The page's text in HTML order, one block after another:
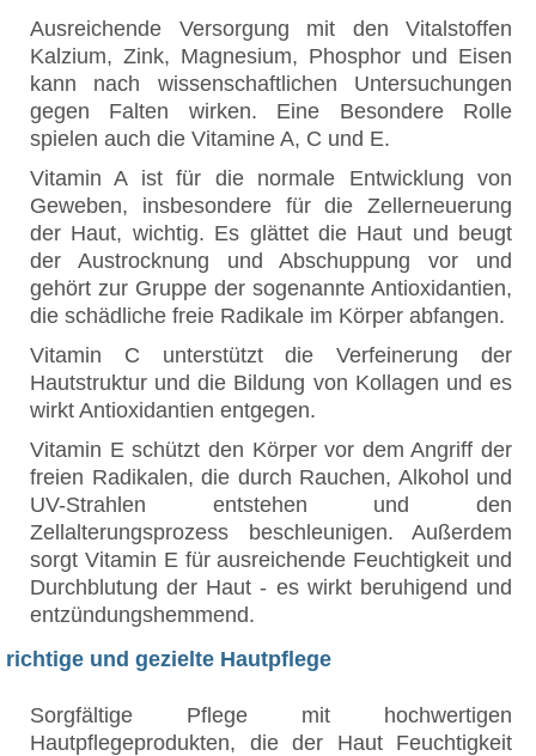
Ausreichende Versorgung mit den Vitalstoffen
Kalzium, Zink, Magnesium, Phosphor und Eisen
kann nach wissenschaftlichen Untersuchungen
gegen Falten wirken. Eine Besondere Rolle
spielen auch die Vitamine A, C und E.
Vitamin A ist für die normale Entwicklung von
Geweben, insbesondere für die Zellerneuerung
der Haut, wichtig. Es glättet die Haut und beugt
der Austrocknung und Abschuppung vor und
gehört zur Gruppe der sogenannte Antioxidantien,
die schädliche freie Radikale im Körper abfangen.
Vitamin C unterstützt die Verfeinerung der
Hautstruktur und die Bildung von Kollagen und es
wirkt Antioxidantien entgegen.
Vitamin E schützt den Körper vor dem Angriff der
freien Radikalen, die durch Rauchen, Alkohol und
UV-Strahlen entstehen und den
Zellalterungsprozess beschleunigen. Außerdem
sorgt Vitamin E für ausreichende Feuchtigkeit und
Durchblutung der Haut - es wirkt beruhigend und
entzündungshemmend.
richtige und gezielte Hautpflege
Sorgfältige Pflege mit hochwertigen
Hautpflegeprodukten, die der Haut Feuchtigkeit